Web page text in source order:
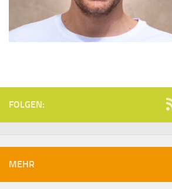
FOLGEN:
MEHR